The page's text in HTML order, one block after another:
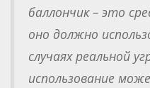
баллончик – это
оно должно
случаях реальной
использование